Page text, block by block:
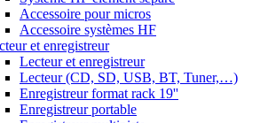
Accessoire pour micros
Accessoire systèmes HF
et enregistreur
Lecteur et enregistreur
Lecteur (CD, SD, USB, BT, Tuner,…)
Enregistreur format rack 19''
Enregistreur portable